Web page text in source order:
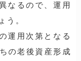
なるので、運用
う。
運用次第となる
の老後資産形成